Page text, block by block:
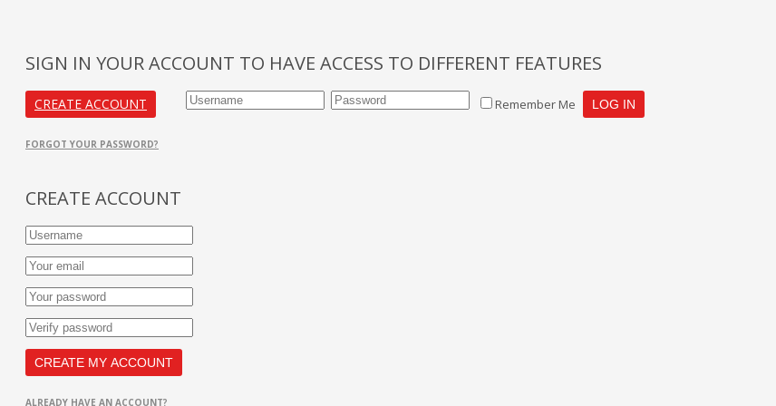
SIGN IN YOUR ACCOUNT TO HAVE ACCESS TO DIFFERENT FEATURES
CREATE ACCOUNT Remember Me
FORGOT YOUR PASSWORD?
CREATE ACCOUNT
ALREADY HAVE AN ACCOUNT?